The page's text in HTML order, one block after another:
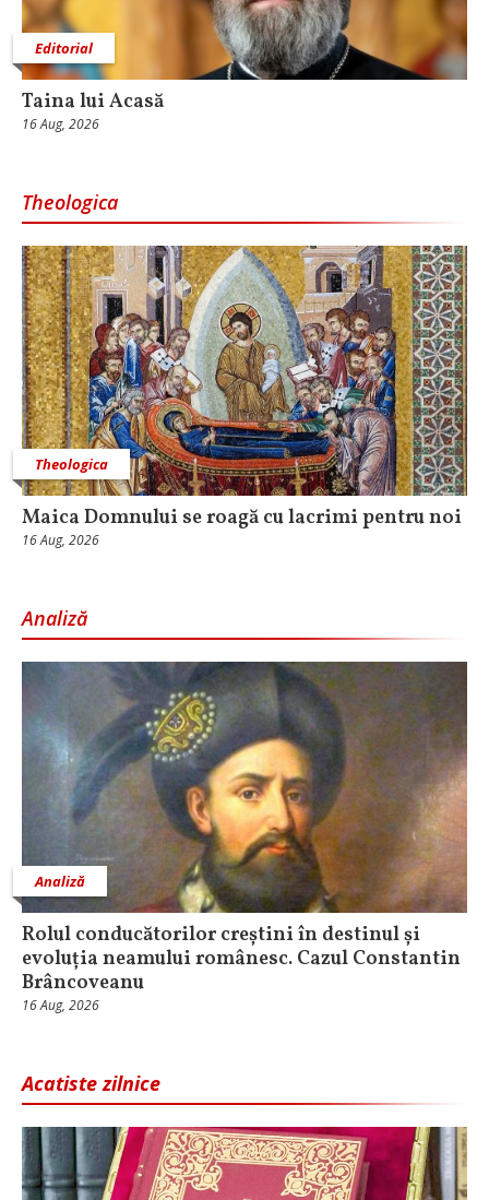
Editorial
Taina lui Acasă
16 Aug, 2026
Theologica
Theologica
Maica Domnului se roagă cu lacrimi pentru noi
16 Aug, 2026
Analiză
Analiză
Rolul conducătorilor creștini în destinul și
evoluția neamului românesc. Cazul Constantin
Brâncoveanu
16 Aug, 2026
Acatiste zilnice